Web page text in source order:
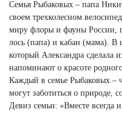
Семья Рыбаковых – папа
своем трехколесном
миру флоры и фауны России,
лось (папа) и кабан (мама). В
который Александра сделала
напоминают о красоте
Каждый в семье Рыбаковых –
могут заботиться о природе,
Девиз семьи: «Вместе всегда и